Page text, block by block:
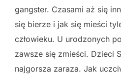
gangster. Czasami aż się
się bierze i jak się mieści
człowieku. U urodzonych
zawsze się zmieści. Dzieci
najgorsza zaraza. Jak